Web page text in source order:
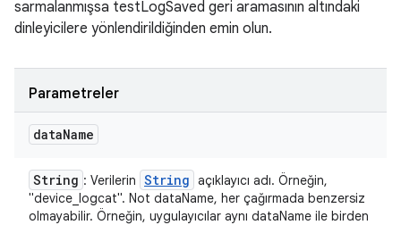
sarmalanmışsa testLogSaved geri aramasının altındaki
dinleyicilere yönlendirildiğinden emin olun.
Parametreler
dataName
String : Verilerin String açıklayıcı adı. Örneğin,
"device_logcat". Not dataName, her çağırmada benzersiz
olmayabilir. Örneğin, uygulayıcılar aynı dataName ile birden